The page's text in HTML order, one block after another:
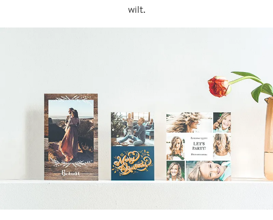
wilt.